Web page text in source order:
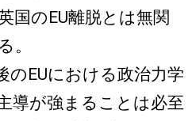
国のEU離脱とは無関
。
EUにおける政治力学
導が強まることは必至